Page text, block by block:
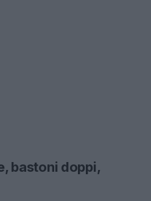
bastoni doppi,